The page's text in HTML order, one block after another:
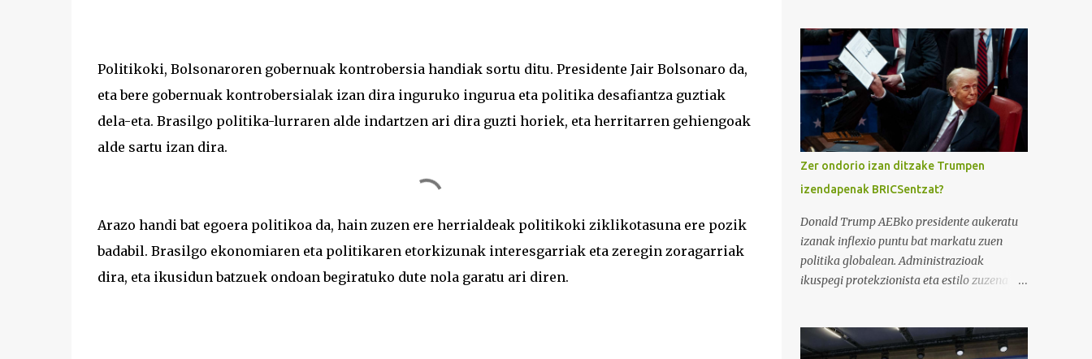
Politikoki, Bolsonaroren gobernuak kontrobersia handiak sortu ditu. Presidente Jair Bolsonaro da,
eta bere gobernuak kontrobersialak izan dira inguruko ingurua eta politika desafiantza guztiak
dela-eta. Brasilgo politika-lurraren alde indartzen ari dira guzti horiek, eta herritarren gehiengoak
alde sartu izan dira.
Arazo handi bat egoera politikoa da, hain zuzen ere herrialdeak politikoki ziklikotasuna ere pozik
badabil. Brasilgo ekonomiaren eta politikaren etorkizunak interesgarriak eta zeregin zoragarriak
dira, eta ikusidun batzuek ondoan begiratuko dute nola garatu ari diren.
eskaintzen du. Taldea Brasil, Errusia, India,
Txina eta Hegoafrikak osatzen dute, eta
munduko populazioaren %40 inguru eta
BPG globalaren %25 ordezkatzen dute.
Eduki honek nazioarteko esparruan talde
honen garrantzia eta helburu estrategikoak
argitzen ditu. BRICSen funtsezko helburuen
artean dago bere kideen arteko lankidetza
ekonomiko eta politikoa sendotzea eta, aldi
berean, Mendebaldeko potentzia
ekonomiko nagusiek kontrolatzen duten
egungo mundu ordenari alternatiba bat
eskaintzea. BRICS taldearen historia
ekonomialariak, aurkeztu zuenean. O’Neill-
en arabera, Brasil, Errusia, India eta Txina
Zer ondorio izan ditzake Trumpen
izendapenak BRICSentzat?
Donald Trump AEBko presidente aukeratu
izanak inflexio puntu bat markatu zuen
politika globalean. Administrazioak
ikuspegi protekzionista eta estilo zuzena
nazioartean. BRICSentzat (Brasil, Errusia,